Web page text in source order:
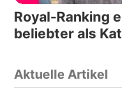
Royal-Ranking
beliebter als
Aktuelle Artikel